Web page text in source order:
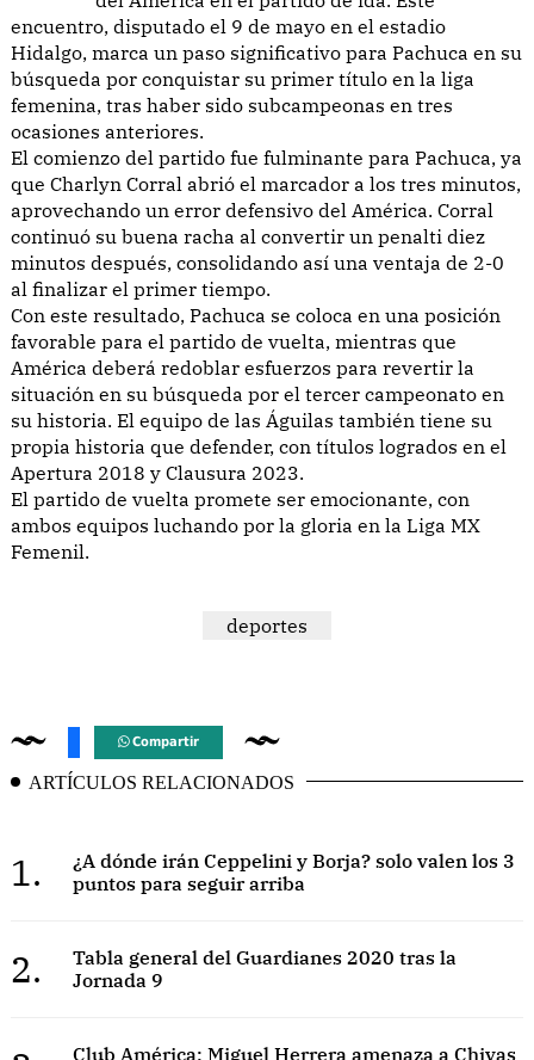
encuentro, disputado el 9 de mayo en el estadio
Hidalgo, marca un paso significativo para Pachuca en su
búsqueda por conquistar su primer título en la liga
femenina, tras haber sido subcampeonas en tres
ocasiones anteriores.
El comienzo del partido fue fulminante para Pachuca, ya
que Charlyn Corral abrió el marcador a los tres minutos,
aprovechando un error defensivo del América. Corral
continuó su buena racha al convertir un penalti diez
minutos después, consolidando así una ventaja de 2-0
al finalizar el primer tiempo.
Con este resultado, Pachuca se coloca en una posición
favorable para el partido de vuelta, mientras que
América deberá redoblar esfuerzos para revertir la
situación en su búsqueda por el tercer campeonato en
su historia. El equipo de las Águilas también tiene su
propia historia que defender, con títulos logrados en el
Apertura 2018 y Clausura 2023.
El partido de vuelta promete ser emocionante, con
ambos equipos luchando por la gloria en la Liga MX
Femenil.
deportes
Compartir
ARTÍCULOS RELACIONADOS
1.
¿A dónde irán Ceppelini y Borja? solo valen los 3
puntos para seguir arriba
2.
Tabla general del Guardianes 2020 tras la
Jornada 9
Club América: Miguel Herrera amenaza a Chivas